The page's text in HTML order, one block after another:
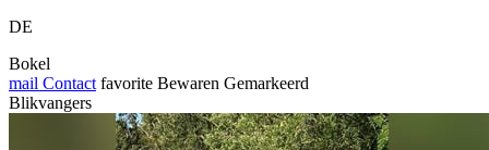
DE
Bokel
mail Contact favorite Bewaren Gemarkeerd
Blikvangers